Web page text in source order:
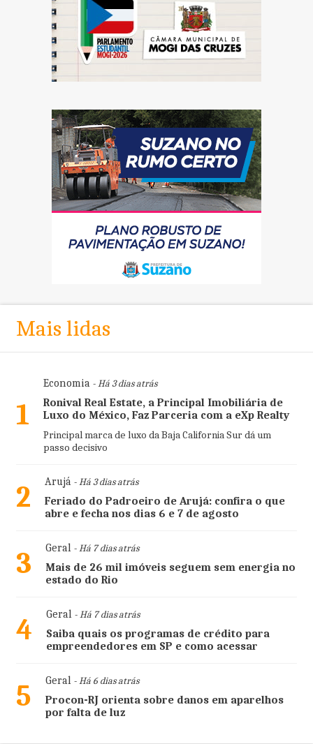
Mais lidas
1
Economia- Há 3 dias atrás
Ronival Real Estate, a Principal Imobiliária de
Luxo do México, Faz Parceria com a eXp Realty
Principal marca de luxo da Baja California Sur dá um
passo decisivo
2 Arujá- Há 3 dias atrás
Feriado do Padroeiro de Arujá: confira o que
abre e fecha nos dias 6 e 7 de agosto
3 Geral- Há 7 dias atrás
Mais de 26 mil imóveis seguem sem energia no
estado do Rio
4 Geral- Há 7 dias atrás
Saiba quais os programas de crédito para
empreendedores em SP e como acessar
5 Geral- Há 6 dias atrás
Procon-RJ orienta sobre danos em aparelhos
por falta de luz